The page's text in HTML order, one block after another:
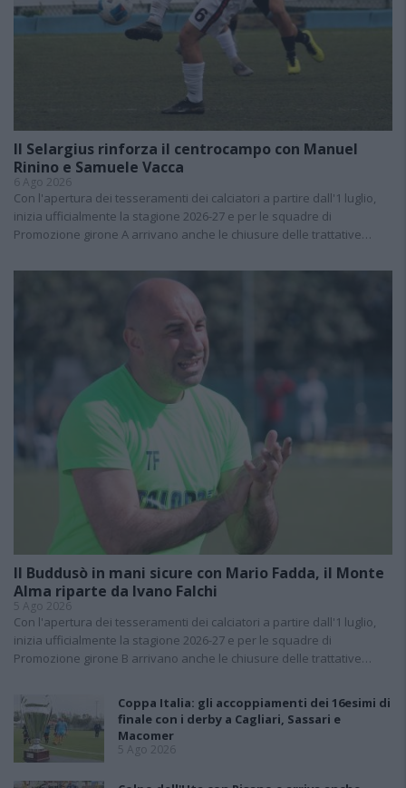
Il Selargius rinforza il centrocampo con Manuel
Rinino e Samuele Vacca
6 Ago 2026
Con l'apertura dei tesseramenti dei calciatori a partire dall'1 luglio,
inizia ufficialmente la stagione 2026-27 e per le squadre di
Promozione girone A arrivano anche le chiusure delle trattative…
Il Buddusò in mani sicure con Mario Fadda, il Monte
Alma riparte da Ivano Falchi
5 Ago 2026
Con l'apertura dei tesseramenti dei calciatori a partire dall'1 luglio,
inizia ufficialmente la stagione 2026-27 e per le squadre di
Promozione girone B arrivano anche le chiusure delle trattative…
Coppa Italia: gli accoppiamenti dei 16esimi di
finale con i derby a Cagliari, Sassari e
Macomer
5 Ago 2026